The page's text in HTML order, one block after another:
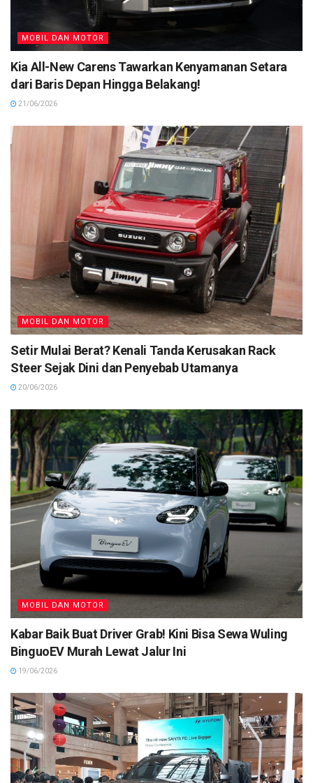
MOBIL DAN MOTOR
Kia All-New Carens Tawarkan Kenyamanan Setara
dari Baris Depan Hingga Belakang!
21/06/2026
MOBIL DAN MOTOR
Setir Mulai Berat? Kenali Tanda Kerusakan Rack
Steer Sejak Dini dan Penyebab Utamanya
20/06/2026
MOBIL DAN MOTOR
Kabar Baik Buat Driver Grab! Kini Bisa Sewa Wuling
BinguoEV Murah Lewat Jalur Ini
19/06/2026